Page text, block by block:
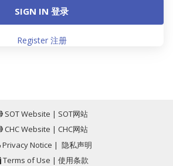
SIGN IN 登录
Register 注册
SOT Website | SOT网站
CHC Website | CHC网站
Privacy Notice | 隐私声明
Terms of Use | 使用条款